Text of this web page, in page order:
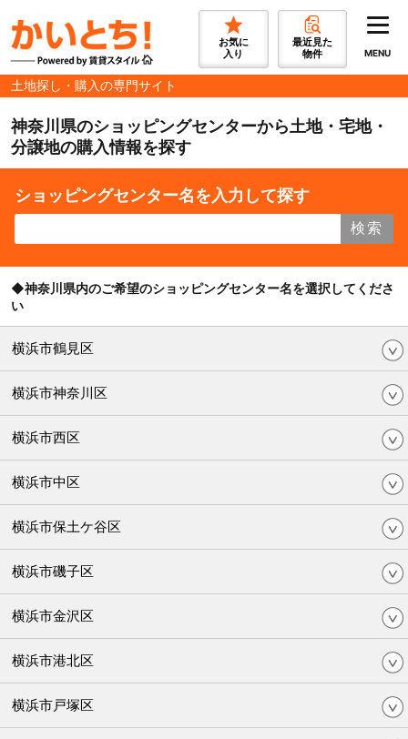
お気に
入り
最近見た
物件
MENU
土地探し・購入の専門サイト
神奈川県のショッピングセンターから土地・宅地・
分譲地の購入情報を探す
ショッピングセンター名を入力して探す
検索
◆神奈川県内のご希望のショッピングセンター名を選択してくださ
い
横浜市鶴見区
横浜市神奈川区
横浜市西区
横浜市中区
横浜市保土ケ谷区
横浜市磯子区
横浜市金沢区
横浜市港北区
横浜市戸塚区